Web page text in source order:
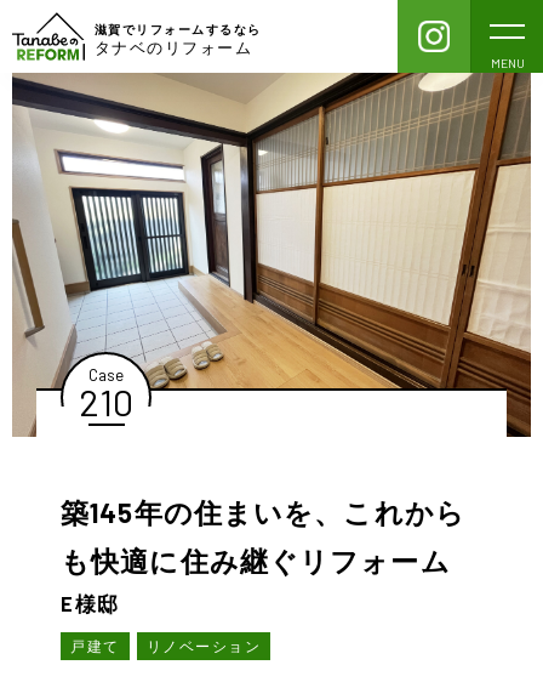
滋賀でリフォームするなら
タナベのリフォーム
MENU
Case
210
築145年の住まいを、これから
も快適に住み継ぐリフォーム
E様邸
戸建て リノベーション